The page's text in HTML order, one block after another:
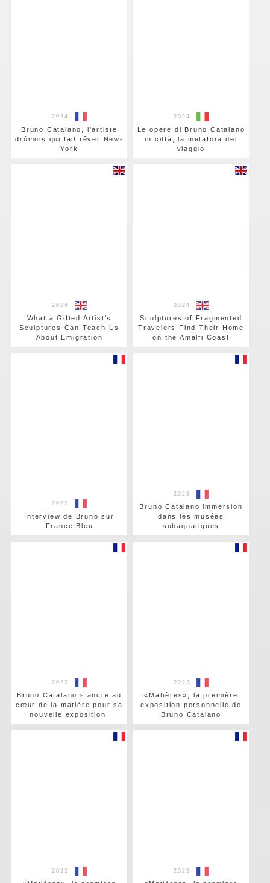
2024
Bruno Catalano, l'artiste
drômois qui fait rêver New-
York
2024
Le opere di Bruno Catalano
in città, la metafora del
viaggio
2024
What a Gifted Artist’s
Sculptures Can Teach Us
About Emigration
2024
Sculptures of Fragmented
Travelers Find Their Home
on the Amalfi Coast
2023
Interview de Bruno sur
France Bleu
2023
Bruno Catalano immersion
dans les musées
subaquatiques
2023
Bruno Catalano s’ancre au
cœur de la matière pour sa
nouvelle exposition.
2023
«Matières», la première
exposition personnelle de
Bruno Catalano
2023 2023